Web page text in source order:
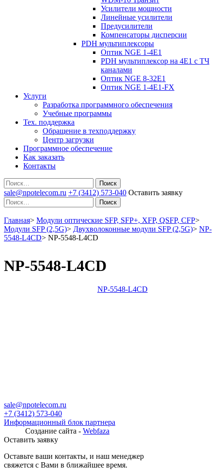
Усилители мощности
Линейные усилители
Предусилители
Компенсаторы дисперсии
PDH мультиплексоры
Оптик NGE 1-4E1
PDH мультиплексор на 4Е1 с ТЧ
каналами
Оптик NGE 8-32E1
Оптик NGE 1-4E1-FX
Услуги
Разработка программного обеспечения
Учебные программы
Тех. поддержка
Обращение в техподдержку
Центр загрузки
Программное обеспечение
Как заказать
Контакты
Поиск
sale@npotelecom.ru +7 (3412) 573-040 Оставить заявку
Поиск
Главная> Модули оптические SFP, SFP+, XFP, QSFP, CFP>
Модули SFP (2,5G)> Двухволоконные модули SFP (2,5G)> NP-
5548-L4CD> NP-5548-L4CD
NP-5548-L4CD
NP-5548-L4CD
sale@npotelecom.ru
+7 (3412) 573-040
Информационный блок партнера
Создание сайта - Webfaza
Оставить заявку
Оставьте ваши контакты, и наш менеджер
свяжется с Вами в ближайшее время.